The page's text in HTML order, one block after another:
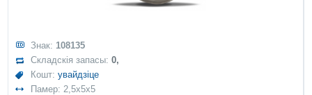
Знак: 108135
Складскія запасы:0,
Кошт:увайдзіце
Памер: 2,5x5x5